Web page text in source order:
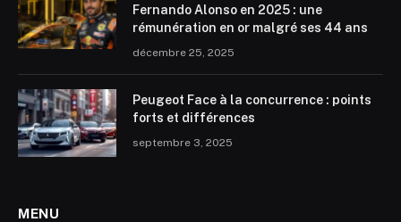
Fernando Alonso en 2025 : une
rémunération en or malgré ses 44 ans
décembre 25, 2025
Peugeot Face à la concurrence : points
forts et différences
septembre 3, 2025
MENU